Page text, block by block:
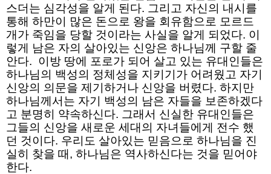
스더는 심각성을 알게 된다. 그리고 자신의 내시를
통해 하만이 많은 돈으로 왕을 회유함으로 모르드
개가 죽임을 당할 것이라는 사실을 알게 되었다. 이
렇게 남은 자의 살아있는 신앙은 하나님께 구할 줄
안다. 이방 땅에 포로가 되어 살고 있는 유대인들은
하나님의 백성의 정체성을 지키기가 어려웠고 자기
신앙의 의문을 제기하거나 신앙을 버렸다. 하지만
하나님께서는 자기 백성의 남은 자들을 보존하겠다
고 분명히 약속하신다. 그래서 신실한 유대인들은
그들의 신앙을 새로운 세대의 자녀들에게 전수 했
던 것이다. 우리도 살아있는 믿음으로 하나님을 진
실히 찾을 때, 하나님은 역사하신다는 것을 믿어야
한다.